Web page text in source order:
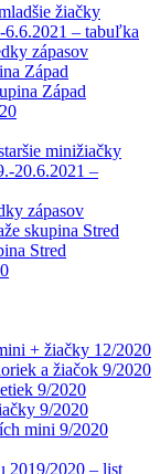
žiačky
– tabuľka
zápasov
Západ
Západ
minižiačky
20.6.2021 –
zápasov
skupina Stred
Stred
+ žiačky 12/2020
a žiačok 9/2020
9/2020
9/2020
mini 9/2020
2019/2020 – list